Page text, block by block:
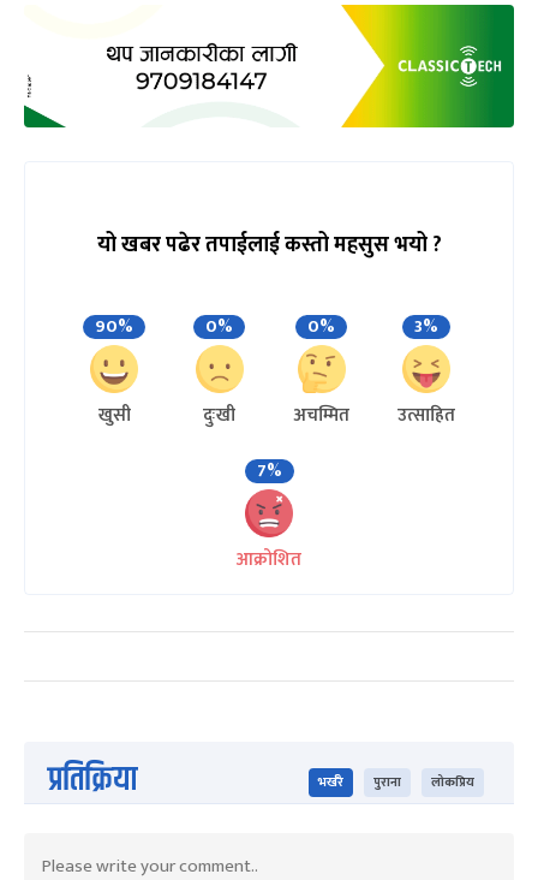
यो खबर पढेर तपाईलाई कस्तो महसुस भयो ?
90%
खुसी
0%
दुःखी
0%
अचम्मित
3%
उत्साहित
7%
आक्रोशित
प्रतिक्रिया भर्खरै पुराना लोकप्रिय